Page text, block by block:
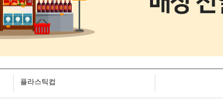
플라스틱컵